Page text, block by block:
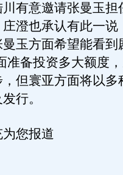
意邀请张曼玉担
澄也承认有此一说
玉方面希望能看到
准备投资多大额度
但寰亚方面将以多
行。
您报道